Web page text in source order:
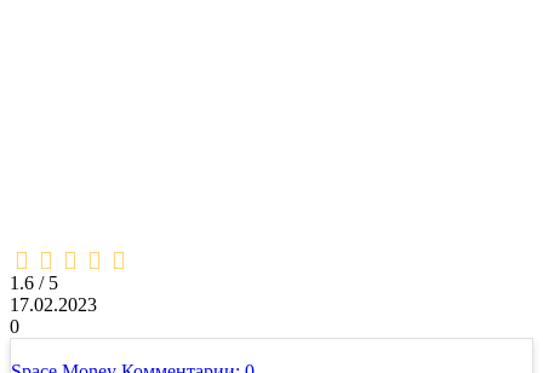
1,6
rating
1.6 / 5
17.02.2023
0